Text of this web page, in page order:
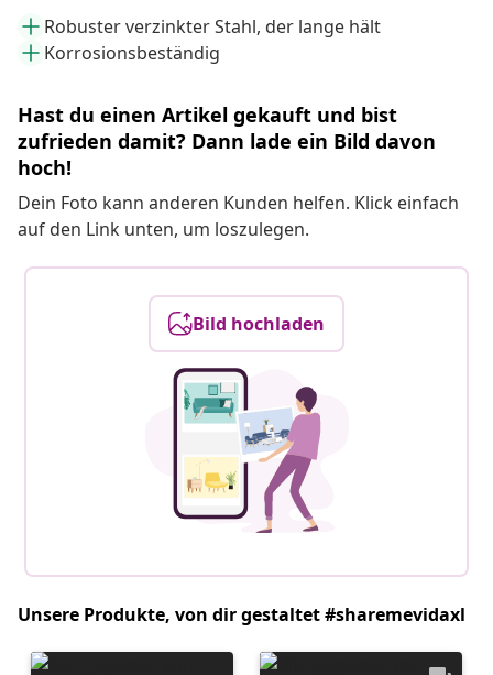
Robuster verzinkter Stahl, der lange hält
Korrosionsbeständig
Hast du einen Artikel gekauft und bist
zufrieden damit? Dann lade ein Bild davon
hoch!
Dein Foto kann anderen Kunden helfen. Klick einfach
auf den Link unten, um loszulegen.
Bild hochladen
Unsere Produkte, von dir gestaltet #sharemevidaxl